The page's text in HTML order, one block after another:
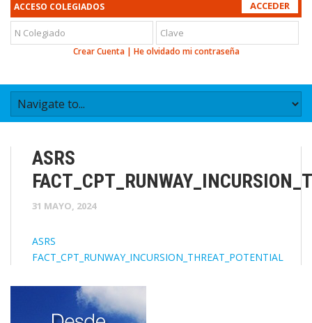
ACCESO COLEGIADOS
Crear Cuenta| He olvidado mi contraseña
ASRS
31 MAYO, 2024
ASRS
FACT_CPT_RUNWAY_INCURSION_THREAT_POTENTIAL